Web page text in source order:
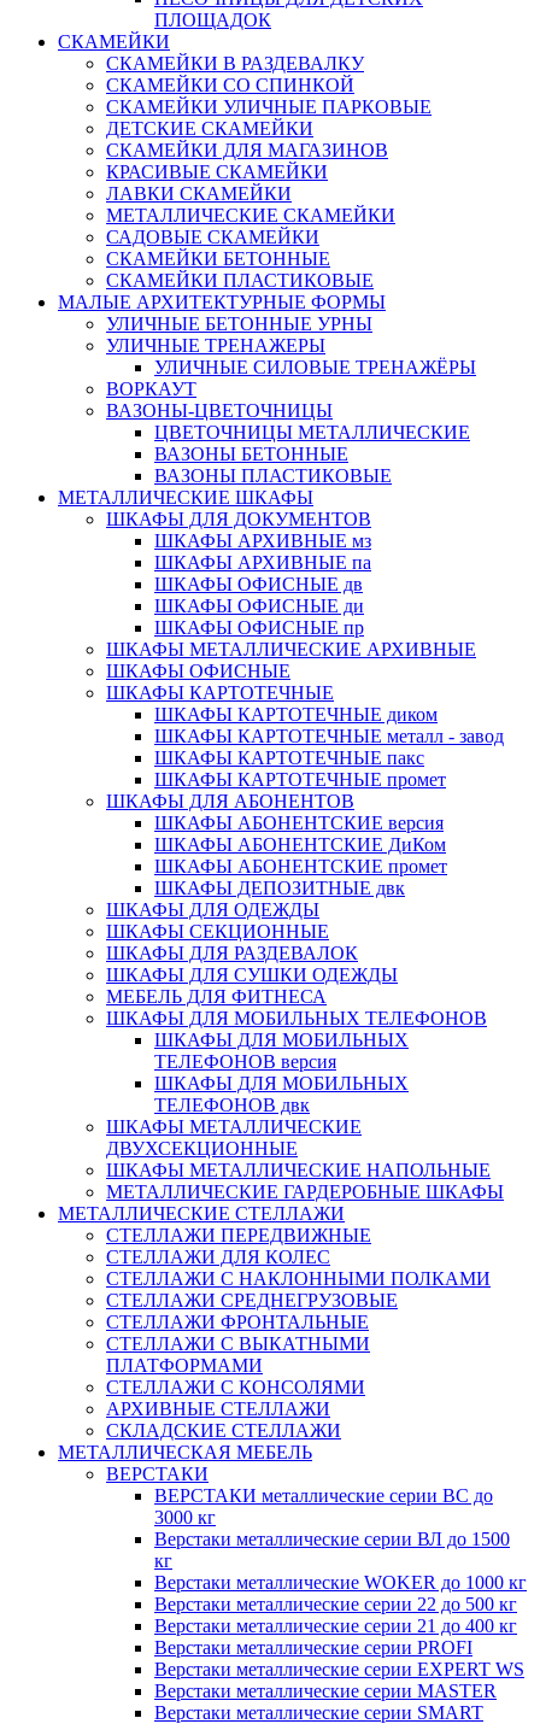
ПЛОЩАДОК
СКАМЕЙКИ
СКАМЕЙКИ В РАЗДЕВАЛКУ
СКАМЕЙКИ СО СПИНКОЙ
СКАМЕЙКИ УЛИЧНЫЕ ПАРКОВЫЕ
ДЕТСКИЕ СКАМЕЙКИ
СКАМЕЙКИ ДЛЯ МАГАЗИНОВ
КРАСИВЫЕ СКАМЕЙКИ
ЛАВКИ СКАМЕЙКИ
МЕТАЛЛИЧЕСКИЕ СКАМЕЙКИ
САДОВЫЕ СКАМЕЙКИ
СКАМЕЙКИ БЕТОННЫЕ
СКАМЕЙКИ ПЛАСТИКОВЫЕ
МАЛЫЕ АРХИТЕКТУРНЫЕ ФОРМЫ
УЛИЧНЫЕ БЕТОННЫЕ УРНЫ
УЛИЧНЫЕ ТРЕНАЖЕРЫ
УЛИЧНЫЕ СИЛОВЫЕ ТРЕНАЖЁРЫ
ВОРКАУТ
ВАЗОНЫ-ЦВЕТОЧНИЦЫ
ЦВЕТОЧНИЦЫ МЕТАЛЛИЧЕСКИЕ
ВАЗОНЫ БЕТОННЫЕ
ВАЗОНЫ ПЛАСТИКОВЫЕ
МЕТАЛЛИЧЕСКИЕ ШКАФЫ
ШКАФЫ ДЛЯ ДОКУМЕНТОВ
ШКАФЫ АРХИВНЫЕ мз
ШКАФЫ АРХИВНЫЕ па
ШКАФЫ ОФИСНЫЕ дв
ШКАФЫ ОФИСНЫЕ ди
ШКАФЫ ОФИСНЫЕ пр
ШКАФЫ МЕТАЛЛИЧЕСКИЕ АРХИВНЫЕ
ШКАФЫ ОФИСНЫЕ
ШКАФЫ КАРТОТЕЧНЫЕ
ШКАФЫ КАРТОТЕЧНЫЕ диком
ШКАФЫ КАРТОТЕЧНЫЕ металл - завод
ШКАФЫ КАРТОТЕЧНЫЕ пакс
ШКАФЫ КАРТОТЕЧНЫЕ промет
ШКАФЫ ДЛЯ АБОНЕНТОВ
ШКАФЫ АБОНЕНТСКИЕ версия
ШКАФЫ АБОНЕНТСКИЕ ДиКом
ШКАФЫ АБОНЕНТСКИЕ промет
ШКАФЫ ДЕПОЗИТНЫЕ двк
ШКАФЫ ДЛЯ ОДЕЖДЫ
ШКАФЫ СЕКЦИОННЫЕ
ШКАФЫ ДЛЯ РАЗДЕВАЛОК
ШКАФЫ ДЛЯ СУШКИ ОДЕЖДЫ
МЕБЕЛЬ ДЛЯ ФИТНЕСА
ШКАФЫ ДЛЯ МОБИЛЬНЫХ ТЕЛЕФОНОВ
ШКАФЫ ДЛЯ МОБИЛЬНЫХ
ТЕЛЕФОНОВ версия
ШКАФЫ ДЛЯ МОБИЛЬНЫХ
ТЕЛЕФОНОВ двк
ШКАФЫ МЕТАЛЛИЧЕСКИЕ
ДВУХСЕКЦИОННЫЕ
ШКАФЫ МЕТАЛЛИЧЕСКИЕ НАПОЛЬНЫЕ
МЕТАЛЛИЧЕСКИЕ ГАРДЕРОБНЫЕ ШКАФЫ
МЕТАЛЛИЧЕСКИЕ СТЕЛЛАЖИ
СТЕЛЛАЖИ ПЕРЕДВИЖНЫЕ
СТЕЛЛАЖИ ДЛЯ КОЛЕС
СТЕЛЛАЖИ С НАКЛОННЫМИ ПОЛКАМИ
СТЕЛЛАЖИ СРЕДНЕГРУЗОВЫЕ
СТЕЛЛАЖИ ФРОНТАЛЬНЫЕ
СТЕЛЛАЖИ С ВЫКАТНЫМИ
ПЛАТФОРМАМИ
СТЕЛЛАЖИ С КОНСОЛЯМИ
АРХИВНЫЕ СТЕЛЛАЖИ
СКЛАДСКИЕ СТЕЛЛАЖИ
МЕТАЛЛИЧЕСКАЯ МЕБЕЛЬ
ВЕРСТАКИ
ВЕРСТАКИ металлические серии ВС до
3000 кг
Верстаки металлические серии ВЛ до 1500
кг
Верстаки металлические WOKER до 1000 кг
Верстаки металлические серии 22 до 500 кг
Верстаки металлические серии 21 до 400 кг
Верстаки металлические серии PROFI
Верстаки металлические серии EXPERT WS
Верстаки металлические серии MASTER
Верстаки металлические серии SMART